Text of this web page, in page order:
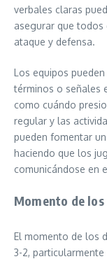
verbales claras
asegurar que todos
ataque y defensa.
Los equipos
términos o señales
como cuándo
regular y las
pueden fomentar
haciendo que los
comunicándose en
Momento de
El momento de los
3-2,